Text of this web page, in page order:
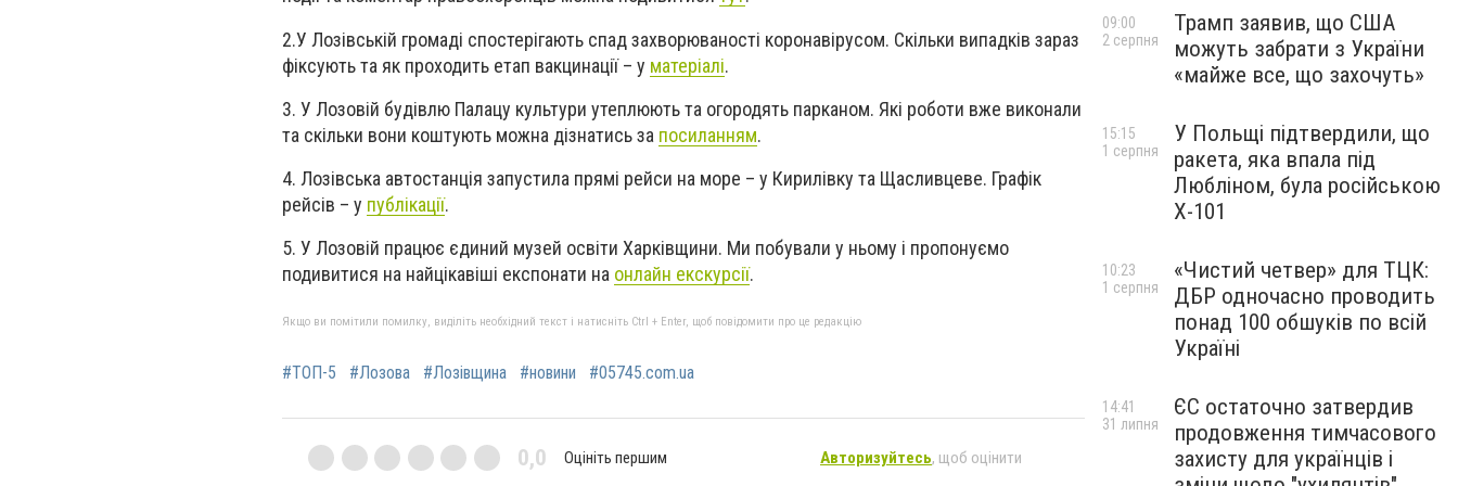
2.У Лозівській громаді спостерігають спад захворюваності коронавірусом. Скільки випадків зараз
фіксують та як проходить етап вакцинації – у матеріалі.
3. У Лозовій будівлю Палацу культури утеплюють та огородять парканом. Які роботи вже виконали
та скільки вони коштують можна дізнатись за посиланням.
4. Лозівська автостанція запустила прямі рейси на море – у Кирилівку та Щасливцеве. Графік
рейсів – у публікації.
5. У Лозовій працює єдиний музей освіти Харківщини. Ми побували у ньому і пропонуємо
подивитися на найцікавіші експонати на онлайн екскурсії.
Якщо ви помітили помилку, виділіть необхідний текст і натисніть Ctrl + Enter, щоб повідомити про це редакцію
#ТОП-5 #Лозова #Лозівщина #новини #05745.com.ua
0,0 Оцініть першим Авторизуйтесь, щоб оцінити
Трамп заявив, що США
можуть забрати з України
«майже все, що захочуть»
09:00
2 серпня
У Польщі підтвердили, що
ракета, яка впала під
Любліном, була російською
Х-101
15:15
1 серпня
«Чистий четвер» для ТЦК:
ДБР одночасно проводить
понад 100 обшуків по всій
Україні
10:23
1 серпня
ЄС остаточно затвердив
продовження тимчасового
захисту для українців і
14:41
31 липня